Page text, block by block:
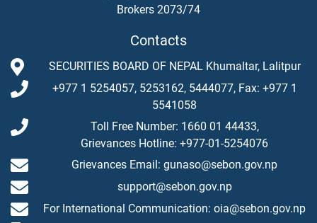
Brokers 2073/74
Contacts
SECURITIES BOARD OF NEPAL Khumaltar, Lalitpur
+977 1 5254057, 5253162, 5444077, Fax: +977 1
5541058
Toll Free Number: 1660 01 44433,
Grievances Hotline: +977-01-5254076
Grievances Email: gunaso@sebon.gov.np
support@sebon.gov.np
For International Communication: oia@sebon.gov.np